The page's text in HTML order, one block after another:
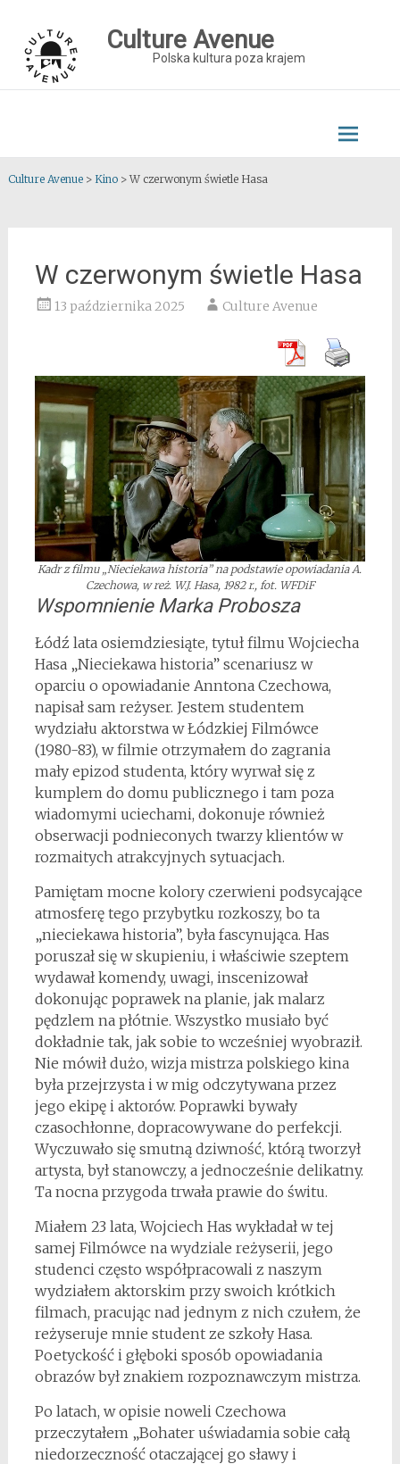
content
Culture Avenue
Polska kultura poza krajem
Culture Avenue> Kino> W czerwonym świetle Hasa
W czerwonym świetle Hasa
13 października 2025 Culture Avenue
Kadr z filmu „Nieciekawa historia” na podstawie opowiadania A.
Czechowa, w reż. W.J. Hasa, 1982 r., fot. WFDiF
Wspomnienie Marka Probosza
Łódź lata osiemdziesiąte, tytuł filmu Wojciecha
Hasa „Nieciekawa historia” scenariusz w
oparciu o opowiadanie Anntona Czechowa,
napisał sam reżyser. Jestem studentem
wydziału aktorstwa w Łódzkiej Filmówce
(1980-83), w filmie otrzymałem do zagrania
mały epizod studenta, który wyrwał się z
kumplem do domu publicznego i tam poza
wiadomymi uciechami, dokonuje również
obserwacji podnieconych twarzy klientów w
rozmaitych atrakcyjnych sytuacjach.
Pamiętam mocne kolory czerwieni podsycające
atmosferę tego przybytku rozkoszy, bo ta
„nieciekawa historia”, była fascynująca. Has
poruszał się w skupieniu, i właściwie szeptem
wydawał komendy, uwagi, inscenizował
dokonując poprawek na planie, jak malarz
pędzlem na płótnie. Wszystko musiało być
dokładnie tak, jak sobie to wcześniej wyobraził.
Nie mówił dużo, wizja mistrza polskiego kina
była przejrzysta i w mig odczytywana przez
jego ekipę i aktorów. Poprawki bywały
czasochłonne, dopracowywane do perfekcji.
Wyczuwało się smutną dziwność, którą tworzył
artysta, był stanowczy, a jednocześnie delikatny.
Ta nocna przygoda trwała prawie do świtu.
Miałem 23 lata, Wojciech Has wykładał w tej
samej Filmówce na wydziale reżyserii, jego
studenci często współpracowali z naszym
wydziałem aktorskim przy swoich krótkich
filmach, pracując nad jednym z nich czułem, że
reżyseruje mnie student ze szkoły Hasa.
Poetyckość i głęboki sposób opowiadania
obrazów był znakiem rozpoznawczym mistrza.
Po latach, w opisie noweli Czechowa
przeczytałem „Bohater uświadamia sobie całą
niedorzeczność otaczającej go sławy i